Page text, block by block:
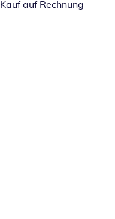
Kauf auf Rechnung